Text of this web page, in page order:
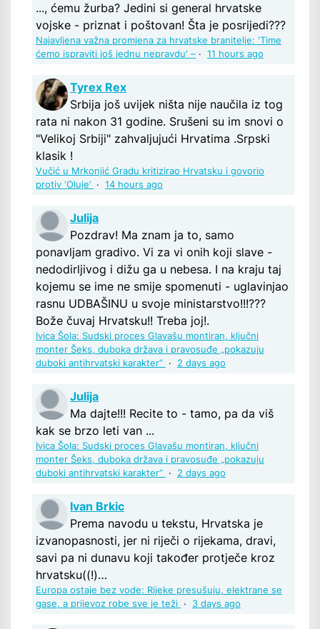
..., ćemu žurba? Jedini si general hrvatske
vojske - priznat i poštovan! Šta je posrijedi???
Najavljena važna promjena za hrvatske branitelje: 'Time
ćemo ispraviti još jednu nepravdu' – · 11 hours ago
Tyrex Rex
Srbija još uvijek ništa nije naučila iz tog
rata ni nakon 31 godine. Srušeni su im snovi o
"Velikoj Srbiji" zahvaljujući Hrvatima .Srpski
klasik !
Vučić u Mrkonjić Gradu kritizirao Hrvatsku i govorio
protiv ‘Oluje’ · 14 hours ago
Julija
Pozdrav! Ma znam ja to, samo
ponavljam gradivo. Vi za vi onih koji slave -
nedodirljivog i dižu ga u nebesa. I na kraju taj
kojemu se ime ne smije spomenuti - uglavinjao
rasnu UDBAŠINU u svoje ministarstvo!!!???
Bože čuvaj Hrvatsku!! Treba joj!.
Ivica Šola: Sudski proces Glavašu montiran, ključni
monter Šeks, duboka država i pravosuđe „pokazuju
duboki antihrvatski karakter“ · 2 days ago
Julija
Ma dajte!!! Recite to - tamo, pa da viš
kak se brzo leti van ...
Ivica Šola: Sudski proces Glavašu montiran, ključni
monter Šeks, duboka država i pravosuđe „pokazuju
duboki antihrvatski karakter“ · 2 days ago
Ivan Brkic
Prema navodu u tekstu, Hrvatska je
izvanopasnosti, jer ni riječi o rijekama, dravi,
savi pa ni dunavu koji također protječe kroz
hrvatsku((!)…
Europa ostaje bez vode: Rijeke presušuju, elektrane se
gase, a prijevoz robe sve je teži · 3 days ago